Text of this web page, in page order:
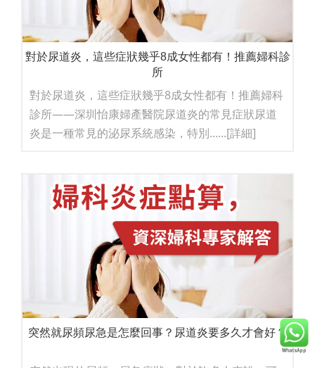
對於尿道炎，這些症狀幾乎8成女性都有！推薦婦科診
所
對於尿道炎，這些症狀幾乎8成女性都有！推薦婦科
診所——深圳怡康婦產醫院尿道炎的常見症狀尿道
炎是一種常見的泌尿系統感染，特別......[詳細]
突然就尿頻尿急是怎麼回事？尿道炎要多久才會好？